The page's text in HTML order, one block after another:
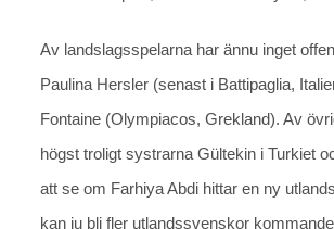
Av landslagsspelarna har ännu inget
Paulina Hersler (senast i Battipaglia,
Fontaine (Olympiacos, Grekland). Av
högst troligt systrarna Gültekin i Turkiet
att se om Farhiya Abdi hittar en ny
kan ju bli fler utlandssvenskor